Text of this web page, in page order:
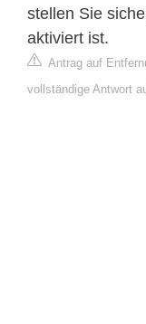
stellen Sie
aktiviert ist.
Antrag auf
vollständige Antwort